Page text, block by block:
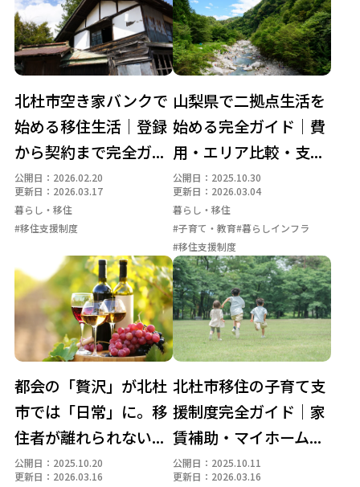
北杜市空き家バンクで
始める移住生活｜登録
から契約まで完全ガ...
公開日：2026.02.20
更新日：2026.03.17
暮らし・移住
#移住支援制度
山梨県で二拠点生活を
始める完全ガイド｜費
用・エリア比較・支...
公開日：2025.10.30
更新日：2026.03.04
暮らし・移住
#子育て・教育#暮らしインフラ
#移住支援制度
都会の「贅沢」が北杜
市では「日常」に。移
住者が離れられない...
公開日：2025.10.20
更新日：2026.03.16
北杜市移住の子育て支
援制度完全ガイド｜家
賃補助・マイホーム...
公開日：2025.10.11
更新日：2026.03.16